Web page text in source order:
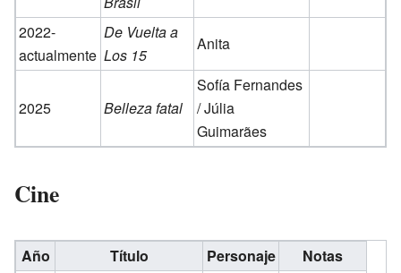
2022-
actualmente
De Vuelta a
Los 15
Anita
2025 Belleza fatal
Sofía Fernandes
/ Júlia
Guimarães
Cine
Año Título Personaje
Notas